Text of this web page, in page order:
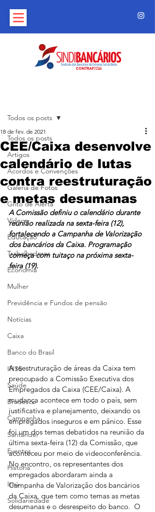
Todos os posts
Artigos
Acordos e Convenções
Galeria de Fotos
Grito de Alerta
Vídeos
Educação
Trabalhadores
Economia
Mulher
Previdência e Fundos de pensão
Notícias
Caixa
Banco do Brasil
INSS
Saúde
Bradesco
Campanha
Santander
Eventos
História
Itaú
Solidariedade
Todos os posts
CEE/Caixa desenvolve
calendário de lutas
contra reestruturação
e metas desumanas
18 de fev. de 2021
A Comissão definiu o calendário durante
reunião realizada na sexta-feira (12),
fortalecendo a Campanha de Valorização
dos bancários da Caixa. Programação
começa com tuitaço na próxima sexta-
feira (19).
A reestruturação de áreas da Caixa tem
preocupado a Comissão Executiva dos
Empregados da Caixa (CEE/Caixa). A
mudança acontece em todo o país, sem
justificativa e planejamento, deixando os
empregados inseguros e em pânico. Esse
foi um dos temas debatidos na reunião da
última sexta-feira (12) da Comissão, que
aconteceu por meio de videoconferência.
No encontro, os representantes dos
empregados abordaram ainda a
Campanha de Valorização dos bancários
da Caixa, que tem como temas as metas
desumanas e o desrespeito do banco.  O